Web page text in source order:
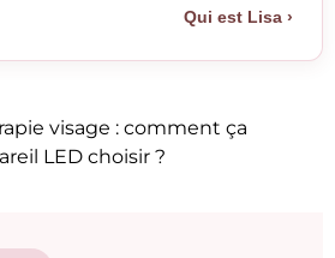
Qui est Lisa ›
visage : comment ça
LED choisir ?